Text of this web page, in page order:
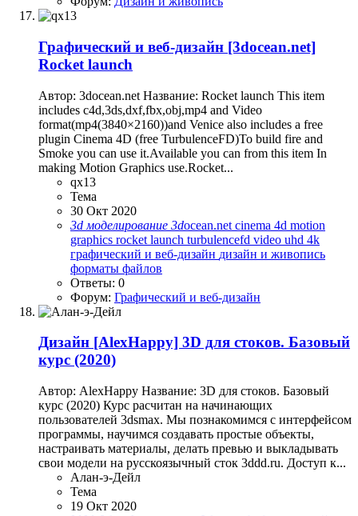
Графический и веб-дизайн [3docean.net]
Rocket launch
Автор: 3docean.net Название: Rocket launch This item
includes c4d,3ds,dxf,fbx,obj,mp4 and Video
format(mp4(3840×2160))and Venice also includes a free
plugin Cinema 4D (free TurbulenceFD)To build fire and
Smoke you can use it.Available you can from this item In
making Motion Graphics use.Rocket...
qx13
Тема
30 Окт 2020
3d моделирование 3docean.net cinema 4d motion
graphics rocket launch turbulencefd video uhd 4k
графический и веб-дизайн дизайн и живопись
форматы файлов
Ответы: 0
Форум: Графический и веб-дизайн
Дизайн [AlexHappy] 3D для стоков. Базовый
курс (2020)
Автор: AlexHappy Название: 3D для стоков. Базовый
курс (2020) Курс расчитан на начинающих
пользователей 3dsmax. Мы познакомимся с интерфейсом
программы, научимся создавать простые объекты,
настраивать материалы, делать превью и выкладывать
свои модели на русскоязычный сток 3ddd.ru. Доступ к...
Алан-э-Дейл
Тема
19 Окт 2020